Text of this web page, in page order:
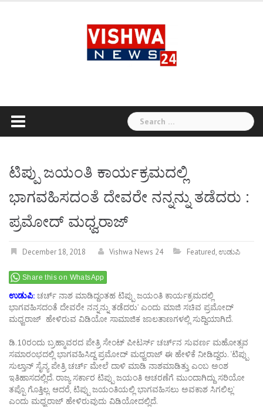
Search
for:
ಟಿಪ್ಪು ಜಯಂತಿ ಕಾರ್ಯಕ್ರಮದಲ್ಲಿ
ಭಾಗವಹಿಸದಂತೆ ದೇವರೇ ನನ್ನನ್ನು ತಡೆದರು :
ಪ್ರಮೋದ್ ಮಧ್ವರಾಜ್
December 18, 2018 Vishwa News 24 Featured,ಉಡುಪಿ
Share this on WhatsApp
ಉಡುಪಿ: ಚರ್ಚ್ ನಾಶ ಮಾಡಿದ್ದಂತಹ ಟಿಪ್ಪು ಜಯಂತಿ ಕಾರ್ಯಕ್ರಮದಲ್ಲಿ
ಭಾಗವಹಿಸದಂತೆ ದೇವರೇ ನನ್ನನ್ನು ತಡೆದರು’ ಎಂದು ಮಾಜಿ ಸಚಿವ ಪ್ರಮೋದ್
ಮಧ್ವರಾಜ್ ಹೇಳಿರುವ ವಿಡಿಯೋ ಸಾಮಾಜಿಕ ಜಾಲತಾಣಗಳಲ್ಲಿ ಸುದ್ದಿಯಾಗಿದೆ.
ಡಿ.10ರಂದು ಬ್ರಹ್ಮಾವರದ ಪೇತ್ರಿ ಸೇಂಟ್ ಪೀಟರ್ಸ್ ಚರ್ಚ್‌ನ ಸುವರ್ಣ ಮಹೋತ್ಸವ
ಸಮಾರಂಭದಲ್ಲಿ ಭಾಗವಹಿಸಿದ್ದ ಪ್ರಮೋದ್‌ ಮಧ್ವರಾಜ್‌ ಈ ಹೇಳಿಕೆ ನೀಡಿದ್ದರು. ‘ಟಿಪ್ಪು
ಸುಲ್ತಾನ್ ಸೈನ್ಯ ಪೇತ್ರಿ ಚರ್ಚ್‌ ಮೇಲೆ ದಾಳಿ ಮಾಡಿ ನಾಶಮಾಡಿತ್ತು ಎಂಬ ಅಂಶ
ಇತಿಹಾಸದಲ್ಲಿದೆ. ರಾಜ್ಯ ಸರ್ಕಾರ ಟಿಪ್ಪು ಜಯಂತಿ ಆಚರಣೆಗೆ ಮುಂದಾಗಿದ್ದು ಸರಿಯೋ
ತಪ್ಪೊ ಗೊತ್ತಿಲ್ಲ. ಆದರೆ, ಟಿಪ್ಪು ಜಯಂತಿಯಲ್ಲಿ ಭಾಗವಹಿಸಲು ಅವಕಾಶ ಸಿಗಲಿಲ್ಲ’
ಎಂದು ಮಧ್ವರಾಜ್ ಹೇಳಿರುವುದು ವಿಡಿಯೋದಲ್ಲಿದೆ.